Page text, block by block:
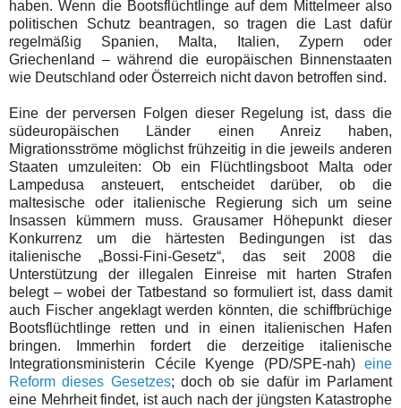
haben. Wenn die Bootsflüchtlinge auf dem Mittelmeer also
politischen Schutz beantragen, so tragen die Last dafür
regelmäßig Spanien, Malta, Italien, Zypern oder
Griechenland – während die europäischen Binnenstaaten
wie Deutschland oder Österreich nicht davon betroffen sind.
Eine der perversen Folgen dieser Regelung ist, dass die
südeuropäischen Länder einen Anreiz haben,
Migrationsströme möglichst frühzeitig in die jeweils anderen
Staaten umzuleiten: Ob ein Flüchtlingsboot Malta oder
Lampedusa ansteuert, entscheidet darüber, ob die
maltesische oder italienische Regierung sich um seine
Insassen kümmern muss. Grausamer Höhepunkt dieser
Konkurrenz um die härtesten Bedingungen ist das
italienische „Bossi-Fini-Gesetz“, das seit 2008 die
Unterstützung der illegalen Einreise mit harten Strafen
belegt – wobei der Tatbestand so formuliert ist, dass damit
auch Fischer angeklagt werden könnten, die schiffbrüchige
Bootsflüchtlinge retten und in einen italienischen Hafen
bringen. Immerhin fordert die derzeitige italienische
Integrationsministerin Cécile Kyenge (PD/SPE-nah) eine
Reform dieses Gesetzes; doch ob sie dafür im Parlament
eine Mehrheit findet, ist auch nach der jüngsten Katastrophe